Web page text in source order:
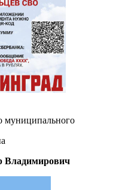
муниципального
Владимирович